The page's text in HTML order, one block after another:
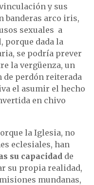
y sus
banderas arco iris,
sexuales a
porque dada la
se podría prever
la vergüenza, un
perdón reiterada
el asumir el hecho
en chivo
la Iglesia, no
eclesiales, han
su capacidad de
su propia realidad,
mundanas,